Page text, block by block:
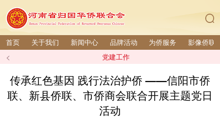
首页 关于我们 新闻中心 品牌活动 为侨服务 影像侨联
< 党建工作
传承红色基因 践行法治护侨 ——信阳市侨
联、新县侨联、市侨商会联合开展主题党日
活动